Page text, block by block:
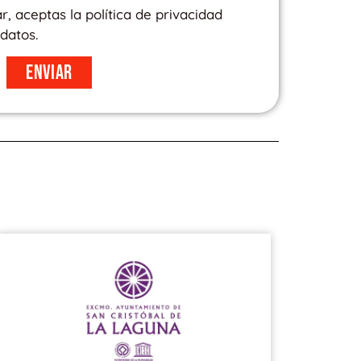
aceptas la política de privacidad
Enviar